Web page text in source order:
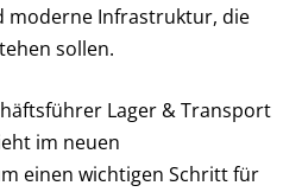
moderne Infrastruktur, die
sollen.
Lager & Transport
im neuen
einen wichtigen Schritt für